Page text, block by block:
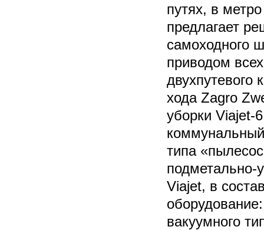
путях, в
предлагает
самоходного
приводом
двухпутевого
хода Zagro
уборки Viajet-
типа
подметально-
Viajet, в
вакуумного